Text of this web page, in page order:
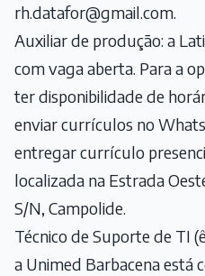
rh.datafor@gmail.com.
Auxiliar de produção: a
com vaga aberta. Para a
ter disponibilidade de
enviar currículos no
entregar currículo
localizada na Estrada
S/N, Campolide.
Técnico de Suporte de TI
a Unimed Barbacena está